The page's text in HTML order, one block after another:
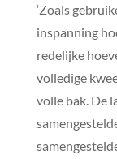
‘Zoals
inspanning
redelijke
volledige
volle bak. De